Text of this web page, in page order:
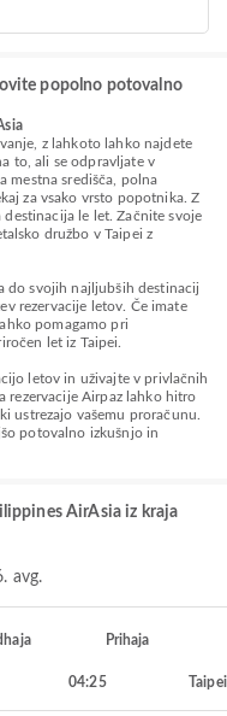
popolno potovalno
z lahkoto lahko najdete
to, ali se odpravljate v
mestna središča, polna
za vsako vrsto popotnika. Z
destinacija le let. Začnite svoje
družbo v Taipei z
do svojih najljubših destinacij
rezervacije letov. Če imate
pomagamo pri
let iz Taipei.
letov in uživajte v privlačnih
rezervacije Airpaz lahko hitro
ustrezajo vašemu proračunu.
potovalno izkušnjo in
AirAsia iz kraja
avg.
Prihaja
04:25 Taipei